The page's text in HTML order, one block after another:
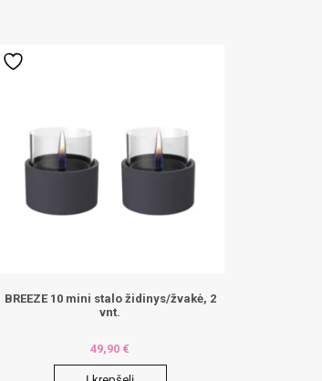
BREEZE 10 mini stalo židinys/žvakė, 2
vnt.
49,90 €